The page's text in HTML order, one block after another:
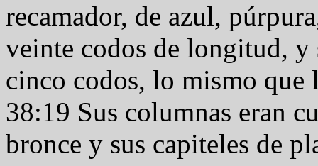
recamador, de azul,
veinte codos de longitud, y
cinco codos, lo mismo que
38:19 Sus columnas eran
bronce y sus capiteles de